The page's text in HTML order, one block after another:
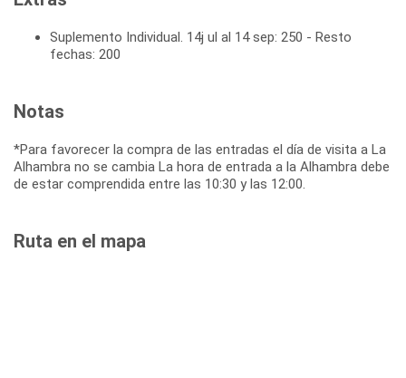
Suplemento Individual. 14j ul al 14 sep: 250 - Resto
fechas: 200
Notas
*Para favorecer la compra de las entradas el día de visita a La
Alhambra no se cambia La hora de entrada a la Alhambra debe
de estar comprendida entre las 10:30 y las 12:00.
Ruta en el mapa